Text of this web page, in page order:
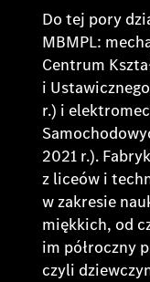
Do tej pory
MBMPL:
Centrum
i
r.) i
2021 r.).
z liceów i
w zakresie
miękkich, od
im półroczny
czyli